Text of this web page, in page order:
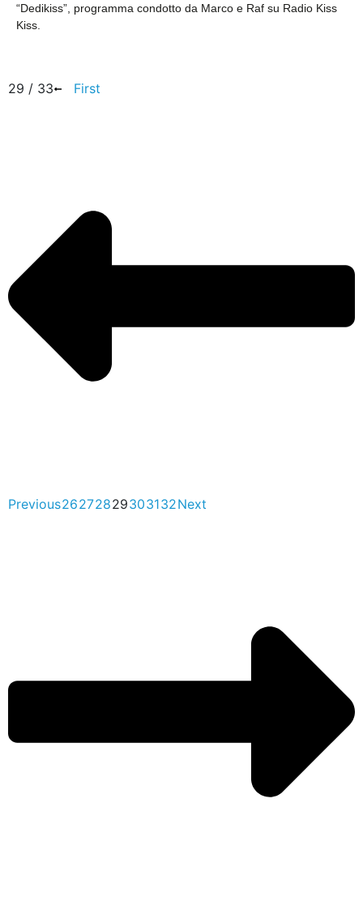
“Dedikiss”, programma condotto da Marco e Raf su Radio Kiss
Kiss.
29 / 33 First
Previous26272829303132Next